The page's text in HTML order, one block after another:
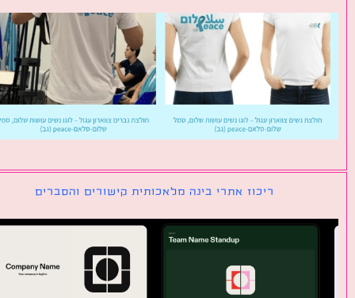
ריכוז אתרי בינה מלאכותית קישורים והסברים